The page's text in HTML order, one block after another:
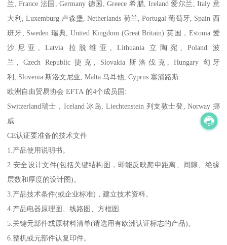
兰, France 法国, Germany 德国, Greece 希腊, Ireland 爱尔兰, Italy 意
大利, Luxemburg 卢森堡, Netherlands 荷兰, Portugal 葡萄牙, Spain 西
班牙, Sweden 瑞典, United Kingdom (Great Britain) 英国，Estonia 爱
沙尼亚, Latvia 拉脱维亚, Lithuania 立陶宛, Poland 波
兰, Czech Republic 捷克, Slovakia 斯洛伐克, Hungary 匈牙
利, Slovenia 斯洛文尼亚, Malta 马耳他, Cyprus 塞浦路斯.
欧洲自由贸易协会 EFTA 的4个成员国:
Switzerland瑞士，Iceland 冰岛, Liechtenstein 列支敦士登, Norway 挪
威
CE认证要准备的技术文件
1.产品使用说明书。
2.安全设计文件(包括关键结构图，即能反映爬申距离、间隙、绝缘
层数和厚度的设计图)。
3.产品技术条件(或企业标准)，建立技术资料。
4.产品电器原理图、线路图、方框图
5.关键元部件或原材料清单(请选用有欧洲认证标志的产品)。
6.整机或元部件认复印件。